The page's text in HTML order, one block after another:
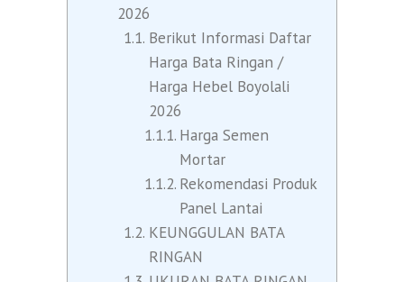
2026
Berikut Informasi Daftar
Harga Bata Ringan /
Harga Hebel Boyolali
2026
Harga Semen
Mortar
Rekomendasi Produk
Panel Lantai
KEUNGGULAN BATA
RINGAN